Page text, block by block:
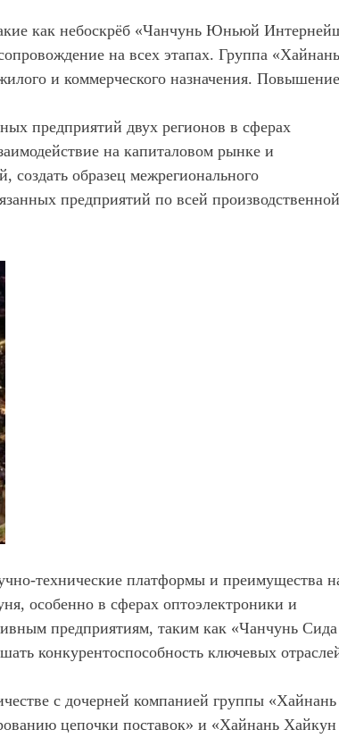
как небоскрёб «Чанчунь Юньюй
на всех этапах. Группа «Хайнань
и коммерческого назначения. Повышение
предприятий двух регионов в сферах
на капиталовом рынке и
образец межрегионального
предприятий по всей производственной
технические платформы и преимущества
особенно в сферах оптоэлектроники и
предприятиям, таким как «Чанчунь Сида
конкурентоспособность ключевых
с дочерней компанией группы «Хайнань
цепочки поставок» и «Хайнань Хайкун